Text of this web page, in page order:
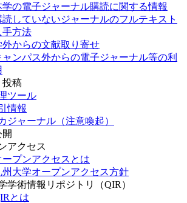
学の電子ジャーナル購読に関する情報
読していないジャーナルのフルテキスト
手方法
外からの文献取り寄せ
ャンパス外からの電子ジャーナル等の利
投稿
ツール
情報
ジャーナル（注意喚起）
アクセス
ープンアクセスとは
州大学オープンアクセス方針
学術情報リポジトリ（QIR）
とは